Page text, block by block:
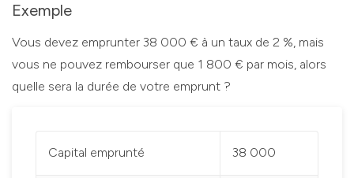
Exemple
Vous devez emprunter 38 000 € à un taux de 2 %, mais
vous ne pouvez rembourser que 1 800 € par mois, alors
quelle sera la durée de votre emprunt ?
Capital emprunté 38 000